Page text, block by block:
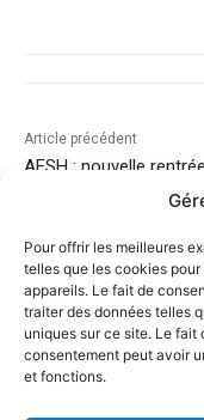
Pour offrir les meilleures
telles que les cookies
appareils. Le fait de
traiter des données telles
uniques sur ce site. Le fait
consentement peut avoir
et fonctions.
Article précédent
AESH : nouvelle rentrée,
statuts, prise en
Faisons le point !